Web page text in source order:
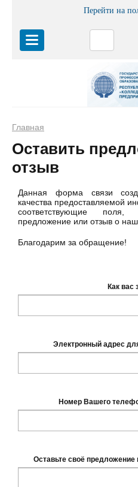
Перейти на
Главная
Оставить
отзыв
Данная форма связи
качества предоставляемой
соответствующие
предложение или отзыв о
Благодарим за обращение!
Как вас
Электронный адрес
Номер Вашего
Оставьте своё